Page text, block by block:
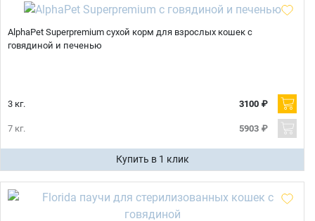
AlphaPet Superpremium сухой корм для взрослых кошек с
говядиной и печенью
3 кг. 3100 ₽
7 кг. 5903 ₽
Купить в 1 клик